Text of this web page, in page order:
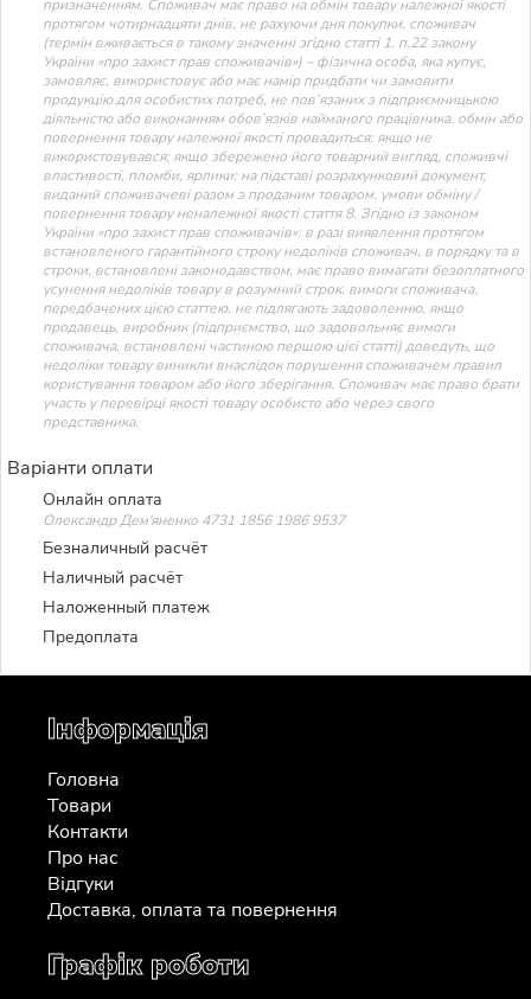
призначенням. Споживач має право на обмін товару належної якості
протягом чотирнадцяти днів, не рахуючи дня покупки. споживач
(термін вживається в такому значенні згідно статті 1. п.22 закону
України «про захист прав споживачів») – фізична особа, яка купує,
замовляє, використовує або має намір придбати чи замовити
продукцію для особистих потреб, не пов’язаних з підприємницькою
діяльністю або виконанням обов’язків найманого працівника. обмін або
повернення товару належної якості провадиться: якщо не
використовувався; якщо збережено його товарний вигляд, споживчі
властивості, пломби, ярлики; на підставі розрахунковий документ,
виданий споживачеві разом з проданим товаром. умови обміну /
повернення товару неналежної якості стаття 8. Згідно із законом
України «про захист прав споживачів»: в разі виявлення протягом
встановленого гарантійного строку недоліків споживач, в порядку та в
строки, встановлені законодавством, має право вимагати безоплатного
усунення недоліків товару в розумний строк. вимоги споживача,
передбачених цією статтею, не підлягають задоволенню, якщо
продавець, виробник (підприємство, що задовольняє вимоги
споживача, встановлені частиною першою цієї статті) доведуть, що
недоліки товару виникли внаслідок порушення споживачем правил
користування товаром або його зберігання. Споживач має право брати
участь у перевірці якості товару особисто або через свого
представника.
Варіанти оплати
Онлайн оплата
Олександр Дем'яненко 4731 1856 1986 9537
Безналичный расчёт
Наличный расчёт
Наложенный платеж
Предоплата
Інформація
Головна
Товари
Контакти
Про нас
Відгуки
Доставка, оплата та повернення
Графік роботи